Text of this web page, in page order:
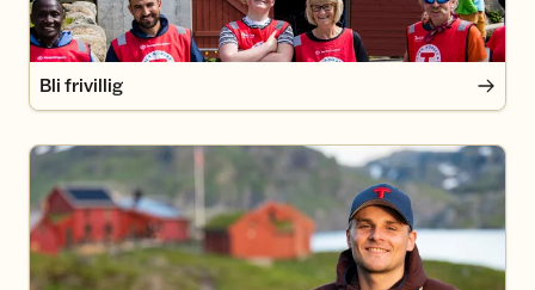
Bli frivillig
Bli medlem